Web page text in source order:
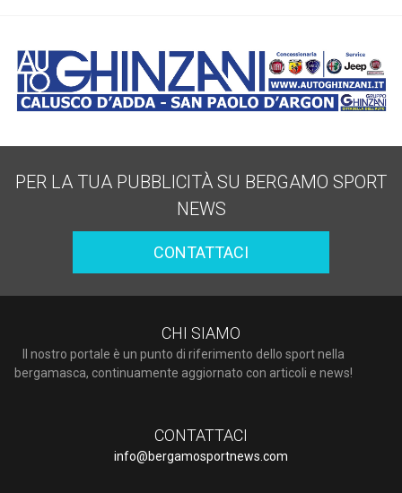
PER LA TUA PUBBLICITÀ SU BERGAMO SPORT
NEWS
CONTATTACI
CHI SIAMO
Il nostro portale è un punto di riferimento dello sport nella
bergamasca, continuamente aggiornato con articoli e news!
CONTATTACI
info@bergamosportnews.com